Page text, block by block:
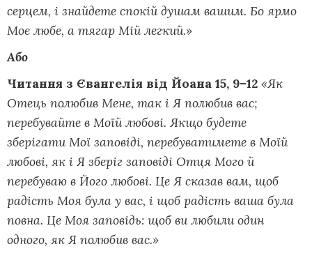
серцем, і знайдете спокій душам вашим. Бо ярмо
Моє любе, а тягар Мій легкий.»
Або
Читання з Євангелія від Йоана 15, 9–12 «Як
Отець полюбив Мене, так і Я полюбив вас;
перебувайте в Моїй любові. Якщо будете
зберігати Мої заповіді, перебуватимете в Моїй
любові, як і Я зберіг заповіді Отця Мого й
перебуваю в Його любові. Це Я сказав вам, щоб
радість Моя була у вас, і щоб радість ваша була
повна. Це Моя заповідь: щоб ви любили один
одного, як Я полюбив вас.»